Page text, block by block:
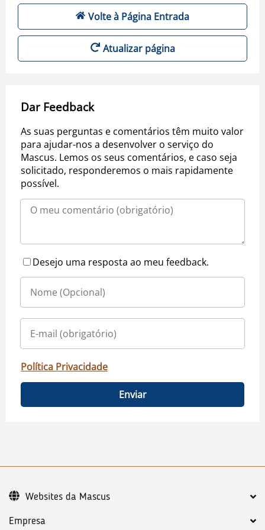
Volte à Página Entrada
Atualizar página
Dar Feedback
As suas perguntas e comentários têm muito valor
para ajudar-nos a desenvolver o serviço do
Mascus. Lemos os seus comentários, e caso seja
solicitado, responderemos o mais rapidamente
possível.
Desejo uma resposta ao meu feedback.
Política Privacidade
Enviar
Empresa
Websites da Mascus